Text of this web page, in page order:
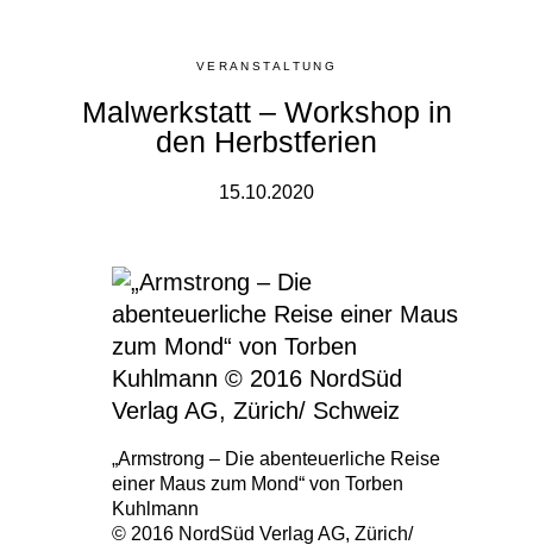
VERANSTALTUNG
Malwerkstatt – Workshop in
den Herbstferien
15.10.2020
„Armstrong – Die abenteuerliche Reise
einer Maus zum Mond“ von Torben
Kuhlmann
© 2016 NordSüd Verlag AG, Zürich/